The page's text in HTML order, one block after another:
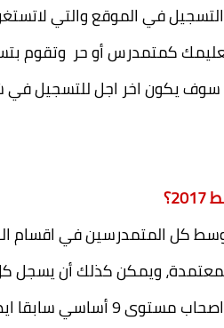
في الموقع والتي
كمتمدرس أو حر وتقوم
مكاتب البريد, في فترة مابين 1 أكتوبر وحتي 31 سوف
كل المتمدرسين في اقسام
ويمكن كذلك أن يسجل
من التعليم المتوسط كمترشح حر